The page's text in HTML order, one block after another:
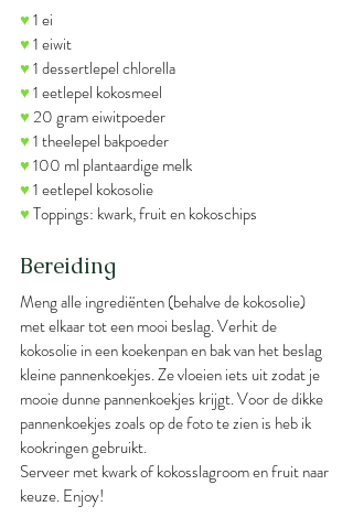
♥ 1 ei
♥ 1 eiwit
♥ 1 dessertlepel chlorella
♥ 1 eetlepel kokosmeel
♥ 20 gram eiwitpoeder
♥ 1 theelepel bakpoeder
♥ 100 ml plantaardige melk
♥ 1 eetlepel kokosolie
♥ Toppings: kwark, fruit en kokoschips
Bereiding
Meng alle ingrediënten (behalve de kokosolie)
met elkaar tot een mooi beslag. Verhit de
kokosolie in een koekenpan en bak van het beslag
kleine pannenkoekjes. Ze vloeien iets uit zodat je
mooie dunne pannenkoekjes krijgt. Voor de dikke
pannenkoekjes zoals op de foto te zien is heb ik
kookringen gebruikt.
Serveer met kwark of kokosslagroom en fruit naar
keuze. Enjoy!